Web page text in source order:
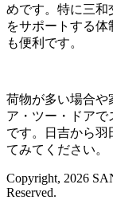
めです。特に三和
をサポートする
も便利です。
荷物が多い場合や
ア・ツー・ドアで
です。日吉から羽
てみてください。
Copyright, 2026
Reserved.